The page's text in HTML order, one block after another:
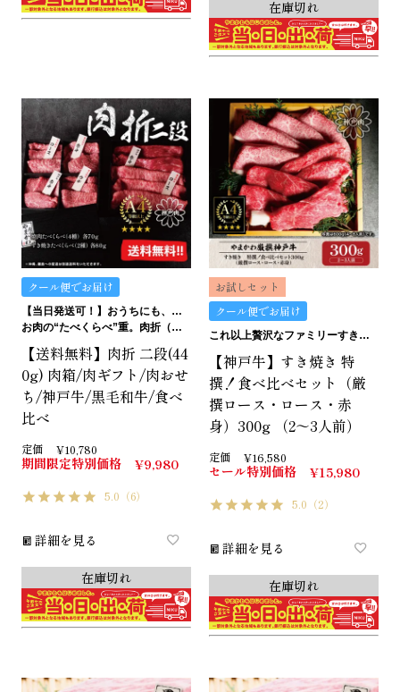
在庫切れ
クール便でお届け
【当日発送可！】おうちにも、ギフトにも。ご褒美にも…イケます！
お肉の“たべくらべ”重。肉折（にくおり）
【送料無料】肉折 二段(44
0g) 肉箱/肉ギフト/肉おせ
ち/神戸牛/黒毛和牛/食べ
比べ
定価 ¥10,780
期間限定特別価格 ¥9,980
5.0 （6）
詳細を見る
在庫切れ
お試しセット
クール便でお届け
これ以上贅沢なファミリーすき焼きはありません。
【神戸牛】すき焼き 特
撰！食べ比べセット（厳
撰ロース・ロース・赤
身）300g （2～3人前）
定価 ¥16,580
セール特別価格 ¥15,980
5.0 （2）
詳細を見る
在庫切れ